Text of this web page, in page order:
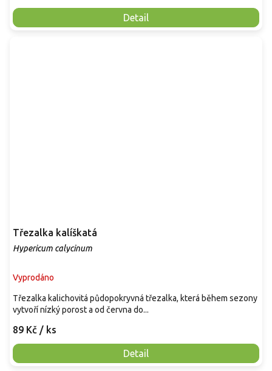
Detail
Třezalka kalíškatá
Hypericum calycinum
Vyprodáno
89 Kč / ks
Detail
Třezalka kalichovitá půdopokryvná třezalka, která během sezony
vytvoří nízký porost a od června do...